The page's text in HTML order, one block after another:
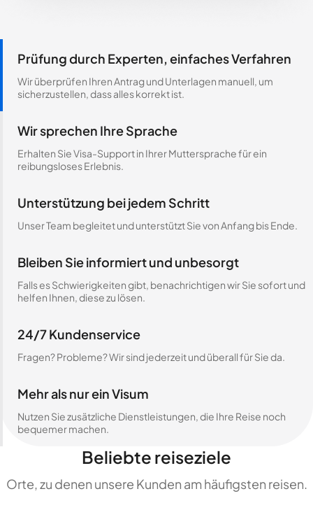
Prüfung durch Experten, einfaches Verfahren
Wir überprüfen Ihren Antrag und Unterlagen manuell, um
sicherzustellen, dass alles korrekt ist.
Wir sprechen Ihre Sprache
Erhalten Sie Visa-Support in Ihrer Muttersprache für ein
reibungsloses Erlebnis.
Unterstützung bei jedem Schritt
Unser Team begleitet und unterstützt Sie von Anfang bis Ende.
Bleiben Sie informiert und unbesorgt
Falls es Schwierigkeiten gibt, benachrichtigen wir Sie sofort und
helfen Ihnen, diese zu lösen.
24/7 Kundenservice
Fragen? Probleme? Wir sind jederzeit und überall für Sie da.
Mehr als nur ein Visum
Nutzen Sie zusätzliche Dienstleistungen, die Ihre Reise noch
bequemer machen.
Beliebte reiseziele
Orte, zu denen unsere Kunden am häufigsten reisen.